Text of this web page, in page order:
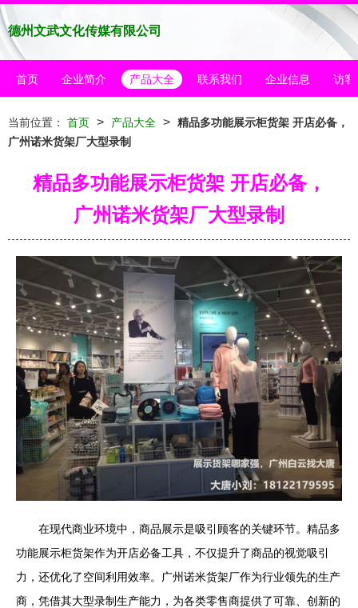
德州文武文化传媒有限公司
首页 企业简介 产品大全 联系我们 企业信息 访客
当前位置： 首页 > 产品大全 > 精品多功能展示柜货架 开店必备，
广州诺米货架厂大型录制
精品多功能展示柜货架 开店必备，
广州诺米货架厂大型录制
在现代商业环境中，商品展示是吸引顾客的关键环节。精品多
功能展示柜货架作为开店必备工具，不仅提升了商品的视觉吸引
力，还优化了空间利用效率。广州诺米货架厂作为行业领先的生产
商，凭借其大型录制生产能力，为各类零售商提供了可靠、创新的